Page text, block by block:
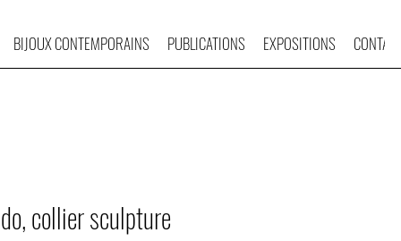
BIJOUX CONTEMPORAINS PUBLICATIONS EXPOSITIONS
collier sculpture